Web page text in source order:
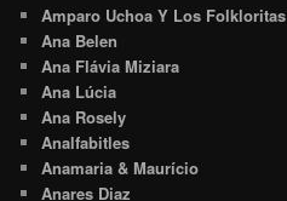
Amparo Uchoa Y Los Folkloritas
Ana Belen
Ana Flávia Miziara
Ana Lúcia
Ana Rosely
Analfabitles
Anamaria & Maurício
Anares Diaz